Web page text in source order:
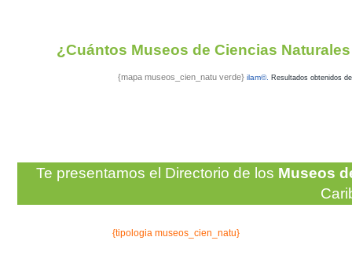
¿Cuántos Museos de Ciencias
{mapa museos_cien_natu verde} ilam©. Resultados obtenidos
Te presentamos el Directorio de los Museos
{tipologia museos_cien_natu}